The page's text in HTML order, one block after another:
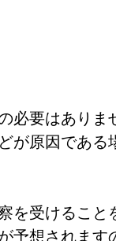
必要はありま
が原因である
を受けること
予想されます